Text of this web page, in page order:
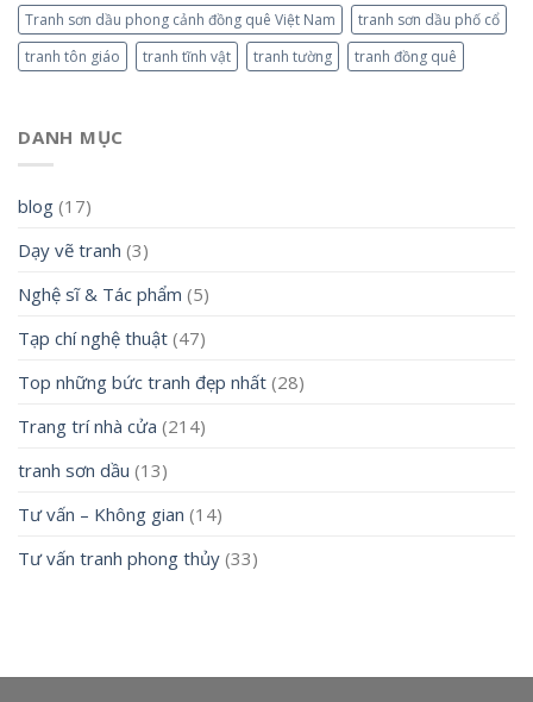
Tranh sơn dầu phong cảnh đồng quê Việt Nam
tranh sơn dầu phố cổ
tranh tôn giáo
tranh tĩnh vật tranh tường tranh đồng quê
DANH MỤC
blog (17)
Dạy vẽ tranh (3)
Nghệ sĩ & Tác phẩm (5)
Tạp chí nghệ thuật (47)
Top những bức tranh đẹp nhất (28)
Trang trí nhà cửa (214)
tranh sơn dầu (13)
Tư vấn – Không gian (14)
Tư vấn tranh phong thủy (33)